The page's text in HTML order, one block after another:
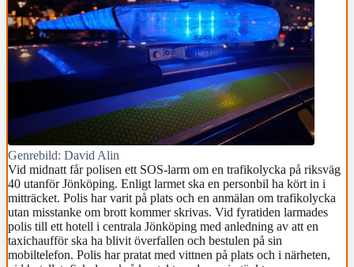
Genrebild: David Alin
Vid midnatt får polisen ett SOS-larm om en trafikolycka på riksväg
40 utanför Jönköping. Enligt larmet ska en personbil ha kört in i
mitträcket. Polis har varit på plats och en anmälan om trafikolycka
utan misstanke om brott kommer skrivas. Vid fyratiden larmades
polis till ett hotell i centrala Jönköping med anledning av att en
taxichaufför ska ha blivit överfallen och bestulen på sin
mobiltelefon. Polis har pratat med vittnen på plats och i närheten,